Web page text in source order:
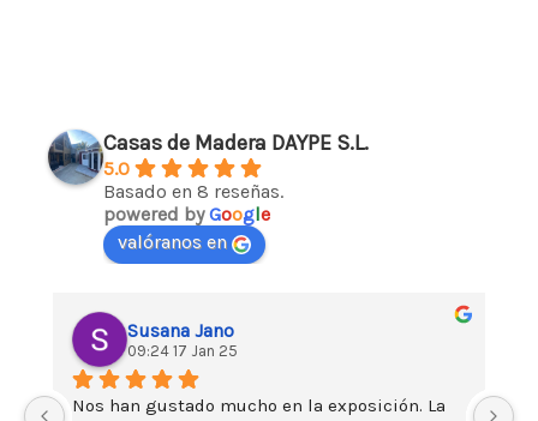
Casas de Madera DAYPE S.L.
5.0
Basado en 8 reseñas.
powered byGoogle
valóranos en
Susana Jano
09:24 17 Jan 25
Nos han gustado mucho en la exposición. La